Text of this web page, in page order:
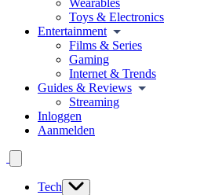
Wearables
Toys & Electronics
Entertainment
Films & Series
Gaming
Internet & Trends
Guides & Reviews
Streaming
Inloggen
Aanmelden
Tech